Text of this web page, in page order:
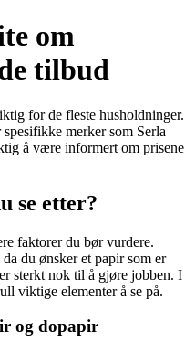
om
tilbud
for de fleste husholdninger.
merker som Serla
å være informert om prisene
se etter?
faktorer du bør vurdere.
du ønsker et papir som er
sterkt nok til å gjøre jobben. I
viktige elementer å se på.
og dopapir